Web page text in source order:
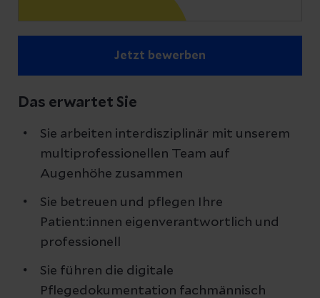
Jetzt bewerben
Das erwartet Sie
Sie arbeiten interdisziplinär mit unserem
multiprofessionellen Team auf
Augenhöhe zusammen
Sie betreuen und pflegen Ihre
Patient:innen eigenverantwortlich und
professionell
Sie führen die digitale
Pflegedokumentation fachmännisch